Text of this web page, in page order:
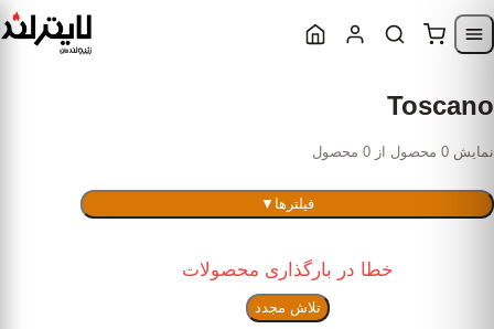
Skip to navigation
Toscano
نمایش 0 محصول از 0 محصول
فیلترها ▼
خطا در بارگذاری محصولات
تلاش مجدد